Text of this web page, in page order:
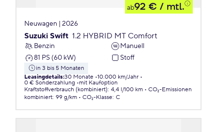
ab92 € / mtl.
Neuwagen | 2026
Suzuki Swift 1.2 HYBRID MT Comfort
Benzin
Manuell
81 PS (60 kW)
Stoff
in 3 bis 5 Monaten
Leasingdetails:30 Monate 10.000 km/Jahr
0 € Sonderzahlung
mit Kaufoption
Kraftstoffverbrauch (kombiniert): 4,4 l/100 km
CO₂-Emissionen
kombiniert: 99 g/km CO₂-Klasse: C